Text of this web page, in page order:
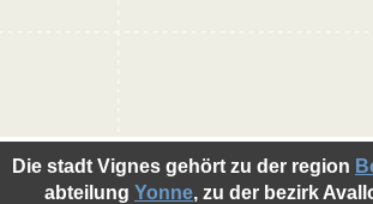
Die stadt Vignes gehört zu der region
abteilung Yonne, zu der bezirk